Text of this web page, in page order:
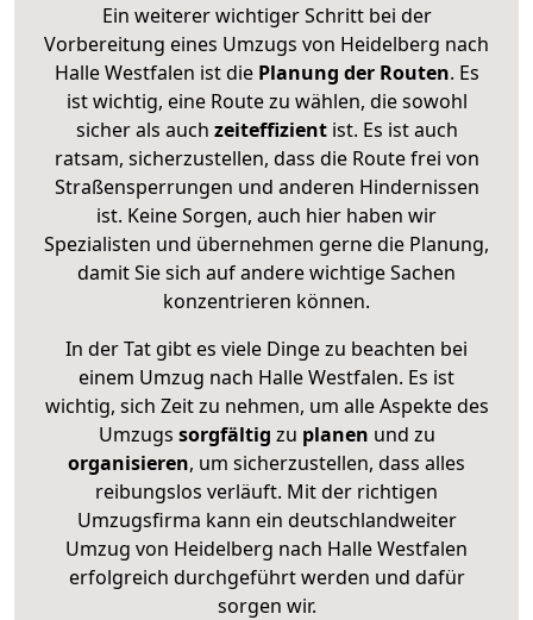
Ein weiterer wichtiger Schritt bei der
Vorbereitung eines Umzugs von Heidelberg nach
Halle Westfalen ist diePlanung der Routen. Es
ist wichtig, eine Route zu wählen, die sowohl
sicher als auch zeiteffizientist. Es ist auch
ratsam, sicherzustellen, dass die Route frei von
Straßensperrungen und anderen Hindernissen
ist. Keine Sorgen, auch hier haben wir
Spezialisten und übernehmen gerne die Planung,
damit Sie sich auf andere wichtige Sachen
konzentrieren können.
In der Tat gibt es viele Dinge zu beachten bei
einem Umzug nach Halle Westfalen. Es ist
wichtig, sich Zeit zu nehmen, um alle Aspekte des
Umzugs sorgfältig zu planen und zu
organisieren, um sicherzustellen, dass alles
reibungslos verläuft. Mit der richtigen
Umzugsfirma kann ein deutschlandweiter
Umzug von Heidelberg nach Halle Westfalen
erfolgreich durchgeführt werden und dafür
sorgen wir.